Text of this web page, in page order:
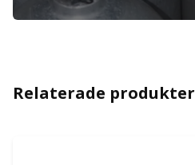
Relaterade produkter